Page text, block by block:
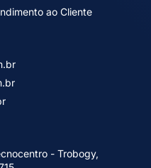
ao Cliente
- Trobogy,